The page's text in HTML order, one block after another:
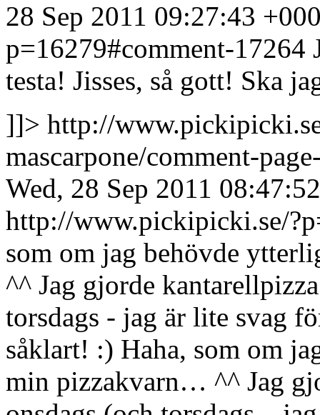
28 Sep 2011 09:27:43
p=16279#comment-17264
testa! Jisses, så gott! Ska
]]> http://
mascarpone/comment-
Wed, 28 Sep 2011
http://www.pickipicki.se/
som om jag behövde
^^ Jag gjorde
torsdags - jag är lite svag
såklart! :) Haha, som om
min pizzakvarn… ^^ Jag